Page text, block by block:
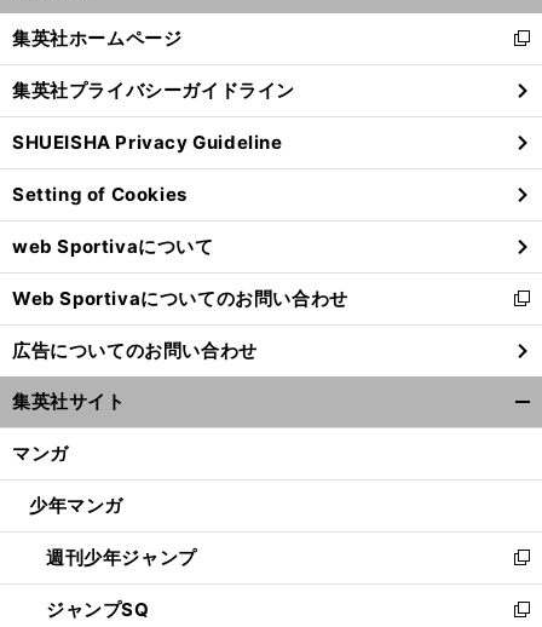
へ
閉
る
集英社ホームページ
新
し
い
ウ
ィ
ン
ド
ウ
で
開
く
集英社プライバシーガイドライン
SHUEISHA Privacy Guideline
Setting of Cookies
web Sportivaについて
Web Sportivaについてのお問い合わせ
新
し
い
ウ
ィ
ン
ウ
開
く
広告についてのお問い合わせ
集英社サイト
マンガ
少年マンガ
週刊少年ジャンプ
新
し
い
ジャンプSQ
新